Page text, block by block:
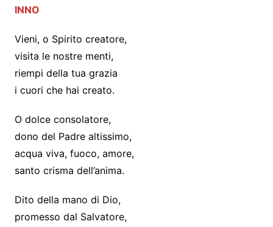
INNO
Vieni, o Spirito creatore,
visita le nostre menti,
riempi della tua grazia
i cuori che hai creato.
O dolce consolatore,
dono del Padre altissimo,
acqua viva, fuoco, amore,
santo crisma dell’anima.
Dito della mano di Dio,
promesso dal Salvatore,